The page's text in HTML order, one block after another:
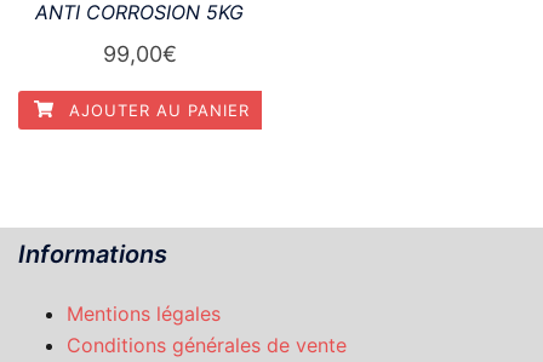
ANTI CORROSION 5KG
99,00€
AJOUTER AU PANIER
Informations
Mentions légales
Conditions générales de vente